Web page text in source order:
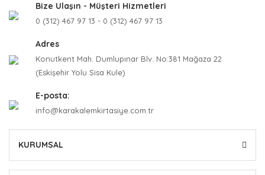
Bize Ulaşın - Müşteri Hizmetleri
0 (312) 467 97 13 - 0 (312) 467 97 13
Adres
Konutkent Mah. Dumlupınar Blv. No:381 Mağaza 22
(Eskişehir Yolu Sisa Kule)
E-posta:
info@karakalemkirtasiye.com.tr
KURUMSAL